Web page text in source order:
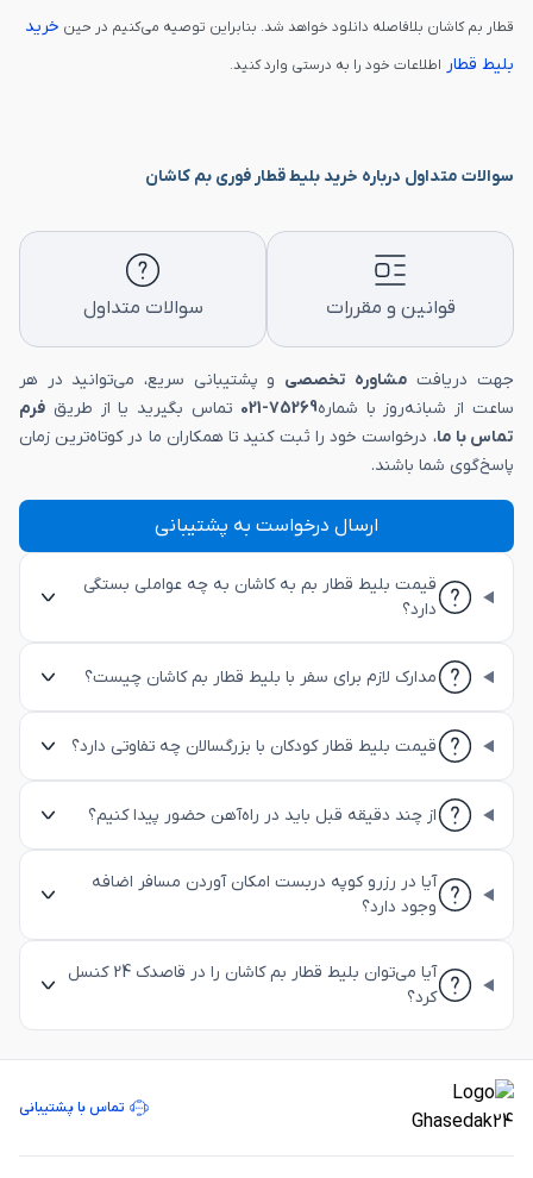
قطار بم کاشان بلافاصله دانلود خواهد شد. بنابراین توصیه می‌کنیم در حین خرید
بلیط قطار اطلاعات خود را به درستی وارد کنید.
سوالات متداول درباره خرید بلیط قطار فوری بم کاشان
قوانین و مقررات سوالات متداول
جهت دریافت مشاوره تخصصی و پشتیبانی سریع، می‌توانید در هر
ساعت از شبانه‌روز با شماره75269-021 تماس بگیرید یا از طریق فرم
تماس با ما، درخواست خود را ثبت کنید تا همکاران ما در کوتاه‌ترین زمان
پاسخ‌گوی شما باشند.
ارسال درخواست به پشتیبانی
قیمت بلیط قطار بم به کاشان به چه عواملی بستگی
دارد؟
مدارک لازم برای سفر با بلیط قطار بم کاشان چیست؟
قیمت بلیط قطار کودکان با بزرگسالان چه تفاوتی دارد؟
از چند دقیقه قبل باید در راه‌آهن حضور پیدا کنیم؟
آیا در رزرو کوپه دربست امکان آوردن مسافر اضافه
وجود دارد؟
آیا می‌توان بلیط قطار بم کاشان را در قاصدک 24 کنسل
کرد؟
تماس با پشتیبانی